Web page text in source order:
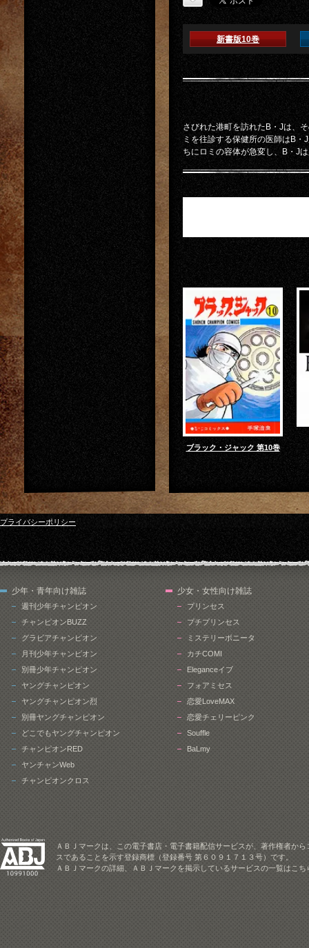
新書版10巻
さびれた港町を訪れたB・Jは、
ミを往診する保健所の医師はB
ちにロミの容体が急変し、B・J
ブラック・ジャック 第10巻
プライバシーポリシー
少年・青年向け雑誌
週刊少年チャンピオン
チャンピオンBUZZ
グラビアチャンピオン
月刊少年チャンピオン
別冊少年チャンピオン
ヤングチャンピオン
ヤングチャンピオン烈
別冊ヤングチャンピオン
どこでもヤングチャンピオン
チャンピオンRED
ヤンチャンWeb
チャンピオンクロス
少女・女性向け雑誌
プリンセス
プチプリンセス
ミステリーボニータ
カチCOMI
Eleganceイブ
フォアミセス
恋愛LoveMAX
恋愛チェリーピンク
Souffle
BaLmy
ＡＢＪマークは、この電子書店・電子書籍配信サービスが、著作権者か
スであることを示す登録商標（登録番号 第６０９１７１３号）です。
ＡＢＪマークの詳細、ＡＢＪマークを掲示しているサービスの一覧はこ